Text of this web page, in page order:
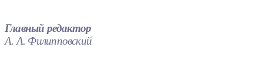
Главный редактор
А. А. Филипповский